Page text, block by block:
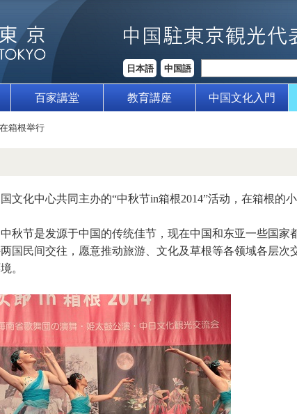
日本語 中国語
百家講堂 教育講座 中国文化入門
箱根举行
文化中心共同主办的“中秋节in箱根2014”活动，在箱根的
秋节是发源于中国的传统佳节，现在中国和东亚一些国家
国民间交往，愿意推动旅游、文化及草根等各领域各层次
。